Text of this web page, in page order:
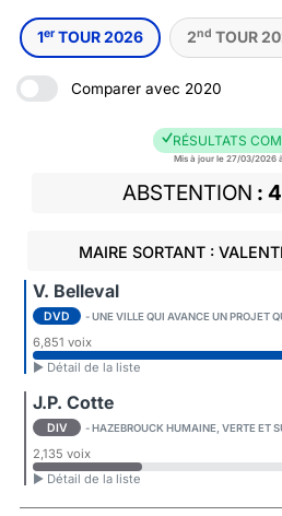
1er TOUR 2026 2nd TOUR
Comparer avec 2020
RÉSULTATS
Mis à jour le 27/03/2026
ABSTENTION
MAIRE SORTANT :
V. Belleval
DVD - UNE VILLE QUI AVANCE UN PROJET
6,851 voix
► Détail de la liste
J.P. Cotte
DIV - HAZEBROUCK HUMAINE, VERTE ET
2,135 voix
► Détail de la liste